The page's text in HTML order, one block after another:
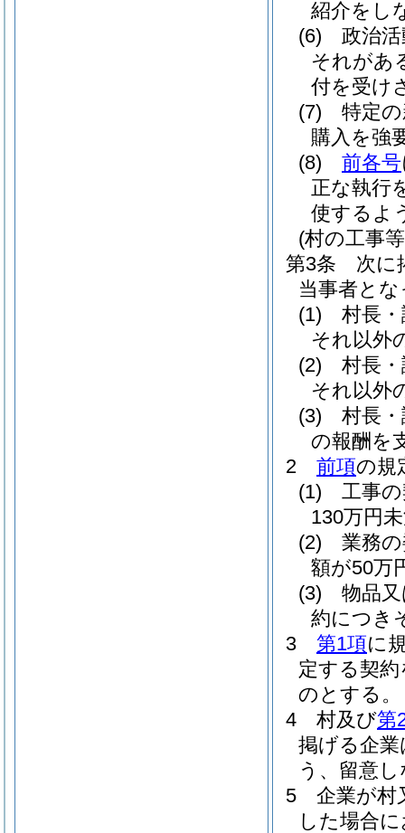
紹介をし
(6)
政治
それがあ
付を受け
(7)
特定
購入を強
(8)
前各号
正な執行
使するよ
(村の工事
第3条
次に
当事者と
(1)
村長
それ以外
(2)
村長
それ以外
(3)
村長
の報酬を
2
前項の規
(1)
工事
130万円
(2)
業務
額が50万
(3)
物品
約につき
3
第1項に
定する契
のとする。
4
村及び第
掲げる企業
う、留意
5
企業が村
した場合